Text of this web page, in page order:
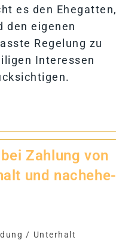
es den Ehegatten,
den eigenen
Regelung zu
Interessen
Zah­lung von
und nach­ehe­
/ Unterhalt